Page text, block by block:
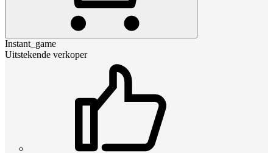
Instant_game
Uitstekende verkoper